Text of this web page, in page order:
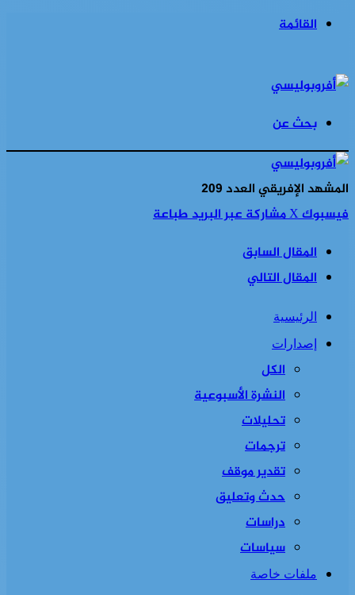
القائمة
بحث عن
المشهد الإفريقي العدد 209
فيسبوك‫Xمشاركة عبر البريدطباعة
المقال السابق
المقال التالي
الرئيسية
إصدارات
الكل
النشرة الأسبوعية
تحليلات
ترجمات
تقدير موقف
حدث وتعليق
دراسات
سياسات
ملفات خاصة